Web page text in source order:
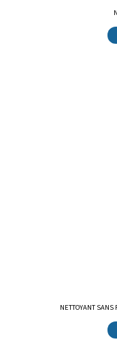
NETTOYANT SANS